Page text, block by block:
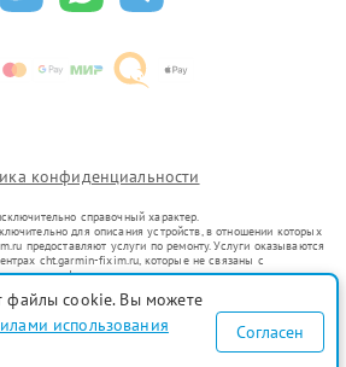
конфиденциальности
справочный характер.
для описания устройств, в отношении которых
предоставляют услуги по ремонту. Услуги оказываются
cht.garmin-fixim.ru, которые не связаны с
или их официальными представителями.
уже введенных в гражданский оборот в соответствии
преследует цели индивидуализации услуг или введения
для информирования о предоставляемых услугах по
не является публичной офертой, определяемой
файлы cookie. Вы можете
использования
Согласен